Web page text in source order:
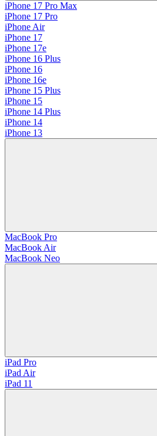
iPhone 17 Pro Max
iPhone 17 Pro
iPhone Air
iPhone 17
iPhone 17e
iPhone 16 Plus
iPhone 16
iPhone 16e
iPhone 15 Plus
iPhone 15
iPhone 14 Plus
iPhone 14
iPhone 13
MacBook Pro
MacBook Air
MacBook Neo
iPad Pro
iPad Air
iPad 11